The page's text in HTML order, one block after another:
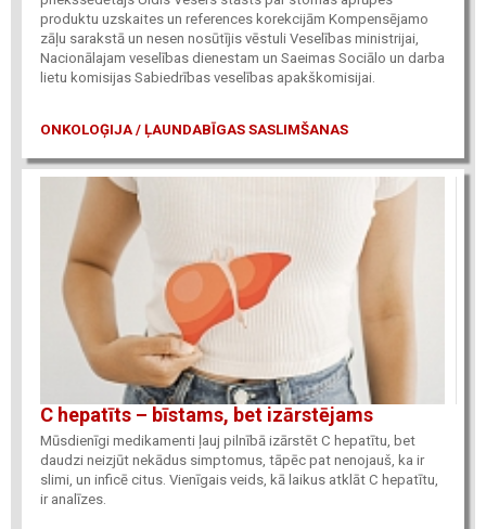
produktu uzskaites un references korekcijām Kompensējamo
zāļu sarakstā un nesen nosūtījis vēstuli Veselības ministrijai,
Nacionālajam veselības dienestam un Saeimas Sociālo un darba
lietu komisijas Sabiedrības veselības apakškomisijai.
ONKOLOĢIJA / ĻAUNDABĪGAS SASLIMŠANAS
C hepatīts – bīstams, bet izārstējams
Mūsdienīgi medikamenti ļauj pilnībā izārstēt C hepatītu, bet
daudzi neizjūt nekādus simptomus, tāpēc pat nenojauš, ka ir
slimi, un inficē citus. Vienīgais veids, kā laikus atklāt C hepatītu,
ir analīzes.